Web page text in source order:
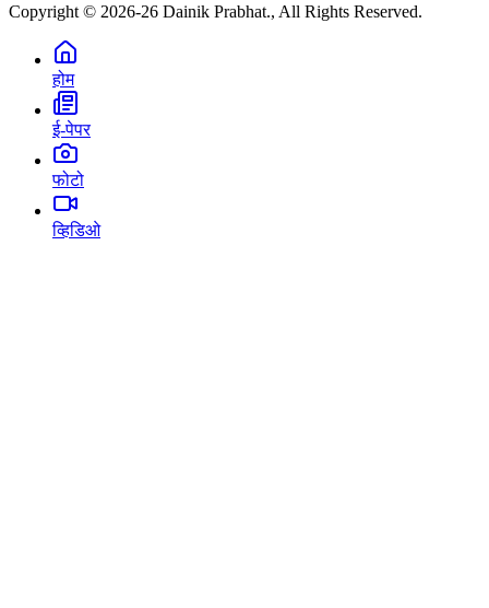
Copyright © 2026-26 Dainik Prabhat., All Rights Reserved.
होम
ई-पेपर
फोटो
व्हिडिओ